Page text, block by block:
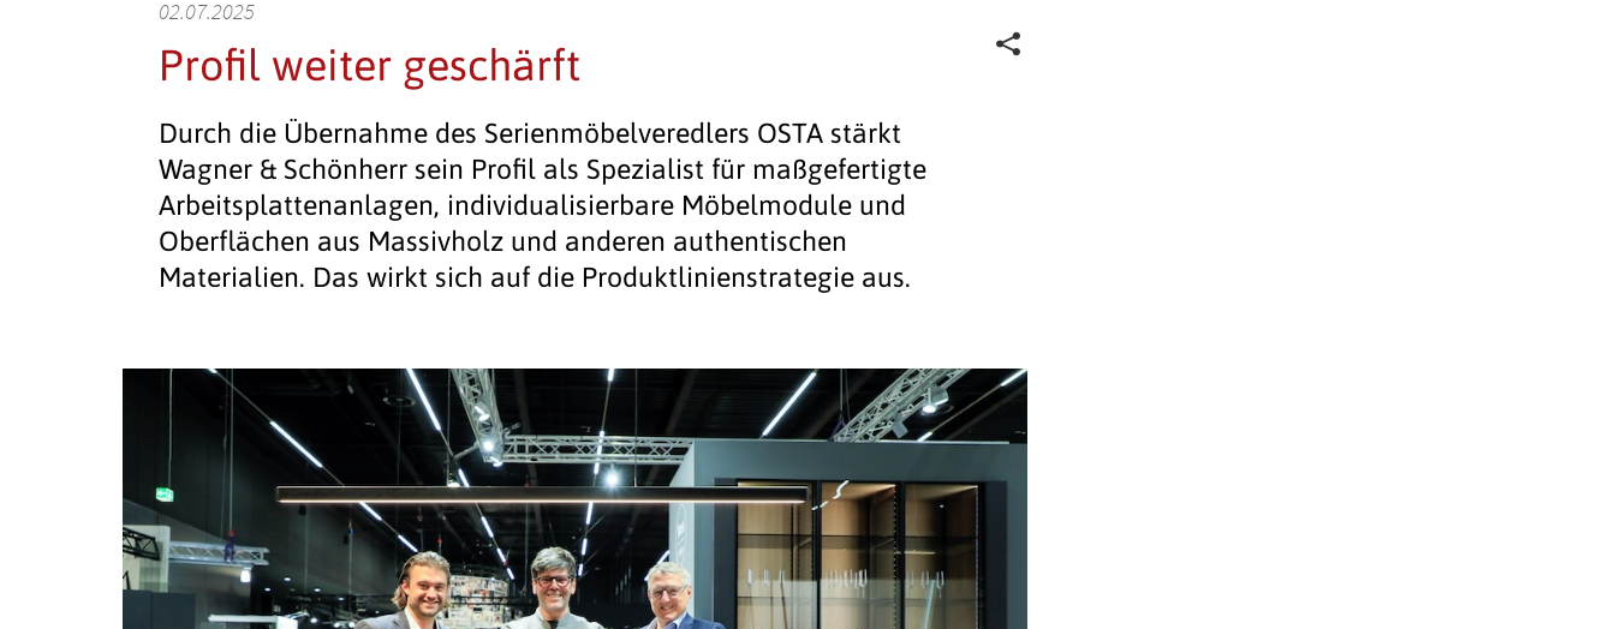
02.07.2025
Profil weiter geschärft
Durch die Übernahme des Serienmöbelveredlers OSTA stärkt
Wagner & Schönherr sein Profil als Spezialist für maßgefertigte
Arbeitsplattenanlagen, individualisierbare Möbelmodule und
Oberflächen aus Massivholz und anderen authentischen
Materialien. Das wirkt sich auf die Produktlinienstrategie aus.